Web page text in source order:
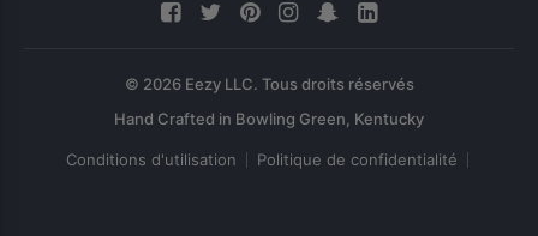
© 2026 Eezy LLC. Tous droits réservés
Conditions d'utilisation Politique de confidentialité